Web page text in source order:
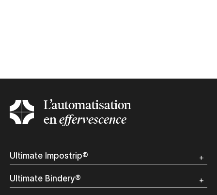
L’automatisation
eneffervescence
Ultimate Impostrip®
Démo
Ultimate Bindery®